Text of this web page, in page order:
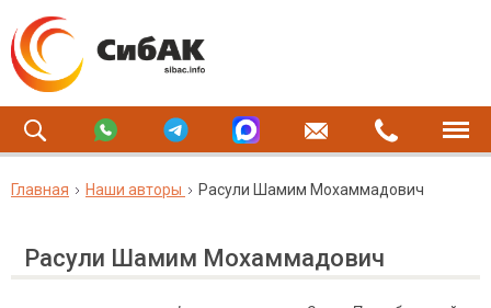
Главная Наши авторы Расули Шамим Мохаммадович
Расули Шамим Мохаммадович